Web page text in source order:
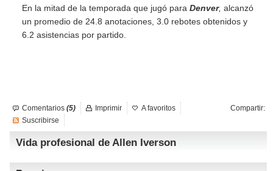
En la mitad de la temporada que jugó para Denver, alcanzó
un promedio de 24.8 anotaciones, 3.0 rebotes obtenidos y
6.2 asistencias por partido.
Comentarios (5) Compartir:
Imprimir
A favoritos
Suscribirse
Vida profesional de Allen Iverson